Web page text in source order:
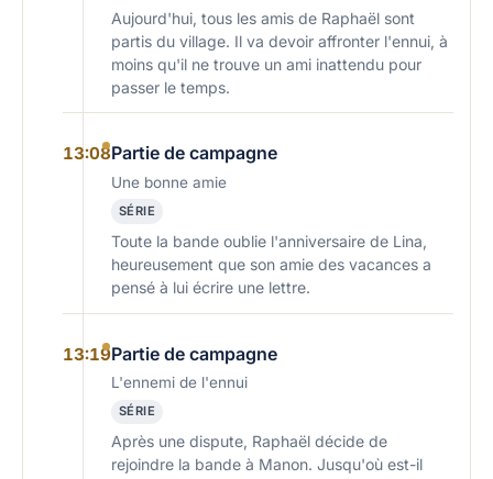
Aujourd'hui, tous les amis de Raphaël sont
partis du village. Il va devoir affronter l'ennui, à
moins qu'il ne trouve un ami inattendu pour
passer le temps.
13:08Partie de campagne
Une bonne amie
SÉRIE
Toute la bande oublie l'anniversaire de Lina,
heureusement que son amie des vacances a
pensé à lui écrire une lettre.
13:19Partie de campagne
L'ennemi de l'ennui
SÉRIE
Après une dispute, Raphaël décide de
rejoindre la bande à Manon. Jusqu'où est-il